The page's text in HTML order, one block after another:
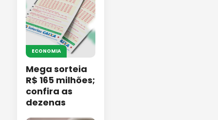
ECONOMIA
Mega sorteia
R$ 165 milhões;
confira as
dezenas